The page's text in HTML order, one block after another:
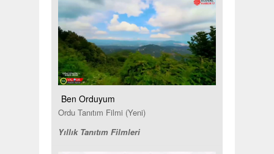
Ben Orduyum
Ordu Tanıtım Filmi (Yeni)
Yıllık Tanıtım Filmleri